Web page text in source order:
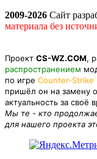
2009-2026 Сайт
материала без
Проект CS-WZ.COM,
распространением
по игре Counter-Strike
пришёл он на замену
актуальность за своё
Мы те - кто
для нашего проекта